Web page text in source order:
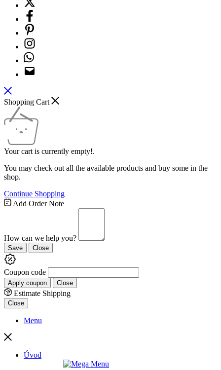
Shopping Cart
Your cart is currently empty!.
You may check out all the available products and buy some in the
shop.
Continue Shopping
Add Order Note
How can we help you?
Save Close
Coupon code
Apply coupon Close
Estimate Shipping
Close
Menu
Úvod